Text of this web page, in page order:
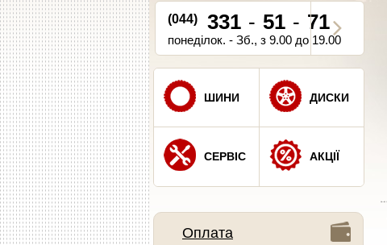
(044) 331 - 51 - 71
понеділок. - Зб., з 9.00 до 19.00
ШИНИ ДИСКИ
СЕРВІС АКЦІЇ
Оплата